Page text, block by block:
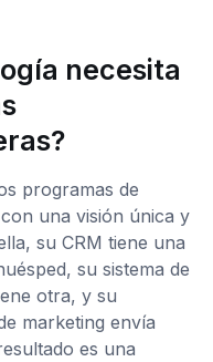
necesita
programas de
una visión única y
su CRM tiene una
su sistema de
otra, y su
marketing envía
es una